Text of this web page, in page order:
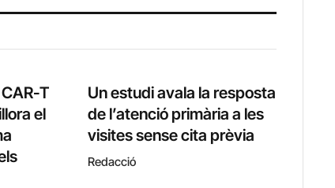
T
el
Un estudi avala la resposta
de l’atenció primària a les
visites sense cita prèvia
Redacció